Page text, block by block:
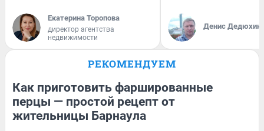
Екатерина Торопова
директор агентства
недвижимости
Денис Дедюхин
РЕКОМЕНДУЕМ
Как приготовить фаршированные
перцы — простой рецепт от
жительницы Барнаула